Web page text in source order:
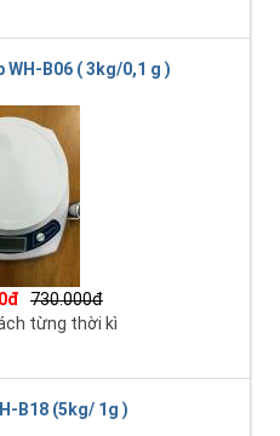
WH-B06 ( 3kg/0,1 g )
730.000đ
từng thời kì
B18 (5kg/ 1g )